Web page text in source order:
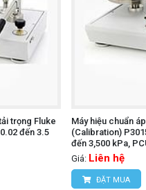
trọng Fluke
đến 3.5
Máy hiệu chuẩn
(Calibration)
đến 3,500 kPa,
Giá: Liên hệ
ĐẶT MUA